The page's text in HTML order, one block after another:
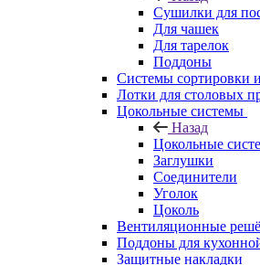
Сушилки для
Для чашек
Для тарелок
Поддоны
Системы сортировки
Лотки для столовых
Цокольные системы
Назад
Цокольные
Заглушки
Соединители
Уголок
Цоколь
Вентиляционные
Поддоны для
Защитные накладки